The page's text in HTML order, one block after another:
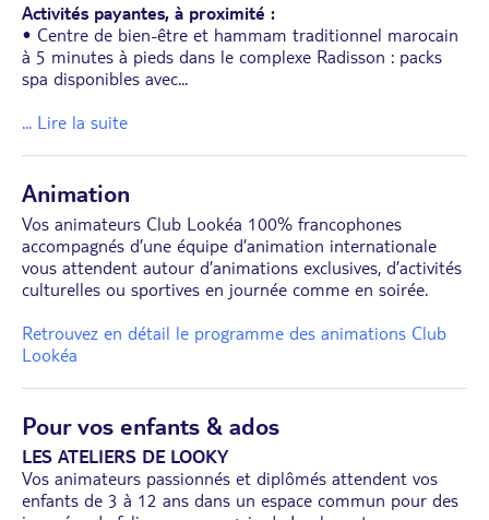
Activités payantes, à proximité :
• Centre de bien-être et hammam traditionnel marocain
à 5 minutes à pieds dans le complexe Radisson : packs
spa disponibles avec...
... Lire la suite
Animation
Vos animateurs Club Lookéa 100% francophones
accompagnés d’une équipe d’animation internationale
vous attendent autour d’animations exclusives, d’activités
culturelles ou sportives en journée comme en soirée.
Retrouvez en détail le programme des animations Club
Lookéa
Pour vos enfants & ados
LES ATELIERS DE LOOKY
Vos animateurs passionnés et diplômés attendent vos
enfants de 3 à 12 ans dans un espace commun pour des